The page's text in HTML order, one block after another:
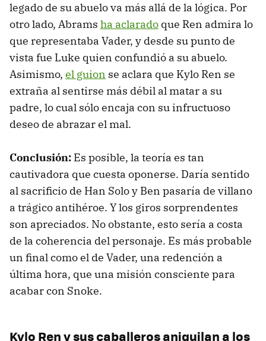
legado de su abuelo va más allá de la lógica. Por
otro lado, Abrams ha aclarado que Ren admira lo
que representaba Vader, y desde su punto de
vista fue Luke quien confundió a su abuelo.
Asimismo, el guion se aclara que Kylo Ren se
extraña al sentirse más débil al matar a su
padre, lo cual sólo encaja con su infructuoso
deseo de abrazar el mal.
Conclusión: Es posible, la teoría es tan
cautivadora que cuesta oponerse. Daría sentido
al sacrificio de Han Solo y Ben pasaría de villano
a trágico antihéroe. Y los giros sorprendentes
son apreciados. No obstante, esto sería a costa
de la coherencia del personaje. Es más probable
un final como el de Vader, una redención a
última hora, que una misión consciente para
acabar con Snoke.
Kylo Ren y sus caballeros aniquilan a los